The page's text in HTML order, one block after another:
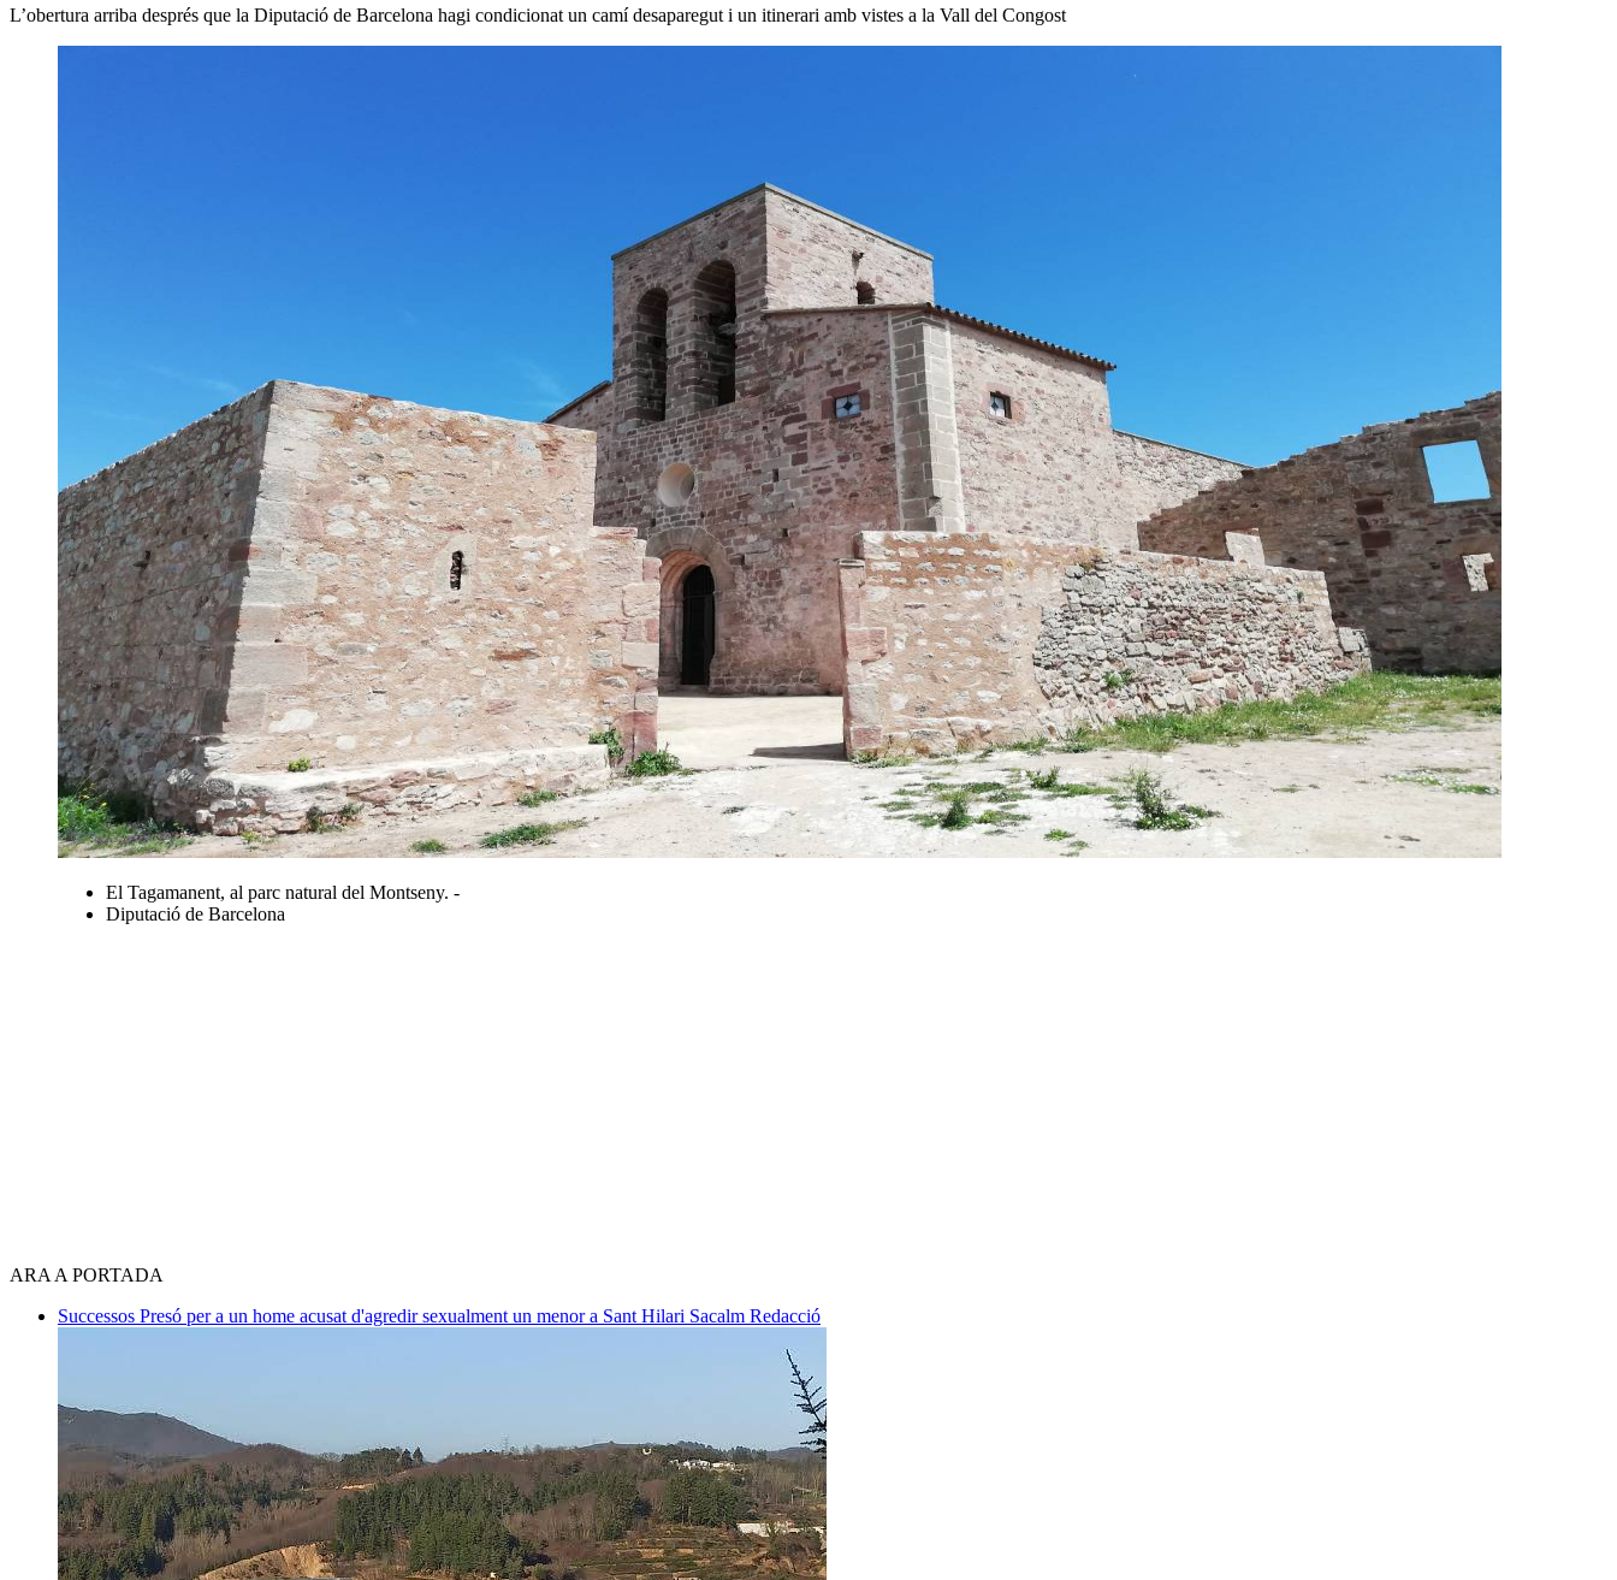
L’obertura arriba després que la Diputació de Barcelona hagi condicionat un camí desaparegut i un itinerari amb vistes a la Vall del Congost
El Tagamanent, al parc natural del Montseny. -
Diputació de Barcelona
ARA A PORTADA
Successos Presó per a un home acusat d'agredir sexualment un menor a Sant Hilari Sacalm Redacció